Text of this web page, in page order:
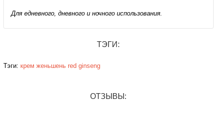
Для едневного, дневного и ночного использования.
ТЭГИ:
Тэги: крем женьшень red ginseng
ОТЗЫВЫ: